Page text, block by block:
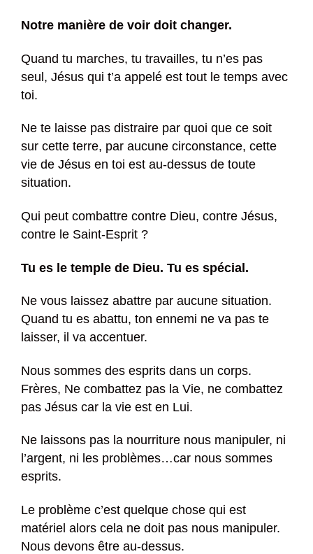
Notre manière de voir doit changer.
Quand tu marches, tu travailles, tu n’es pas
seul, Jésus qui t’a appelé est tout le temps avec
toi.
Ne te laisse pas distraire par quoi que ce soit
sur cette terre, par aucune circonstance, cette
vie de Jésus en toi est au-dessus de toute
situation.
Qui peut combattre contre Dieu, contre Jésus,
contre le Saint-Esprit ?
Tu es le temple de Dieu. Tu es spécial.
Ne vous laissez abattre par aucune situation.
Quand tu es abattu, ton ennemi ne va pas te
laisser, il va accentuer.
Nous sommes des esprits dans un corps.
Frères, Ne combattez pas la Vie, ne combattez
pas Jésus car la vie est en Lui.
Ne laissons pas la nourriture nous manipuler, ni
l’argent, ni les problèmes…car nous sommes
esprits.
Le problème c’est quelque chose qui est
matériel alors cela ne doit pas nous manipuler.
Nous devons être au-dessus.